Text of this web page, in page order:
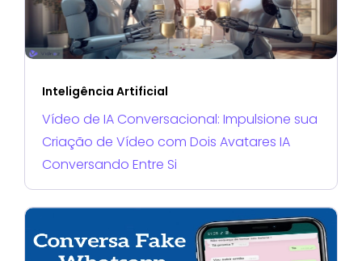
Inteligência Artificial
Vídeo de IA Conversacional: Impulsione sua
Criação de Vídeo com Dois Avatares IA
Conversando Entre Si